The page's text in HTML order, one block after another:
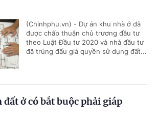
(Chinhphu.vn) - Dự án khu nhà ở đã
được chấp thuận chủ trương đầu tư
theo Luật Đầu tư 2020 và nhà đầu tư
đã trúng đấu giá quyền sử dụng đất...
ở có bắt buộc phải giáp